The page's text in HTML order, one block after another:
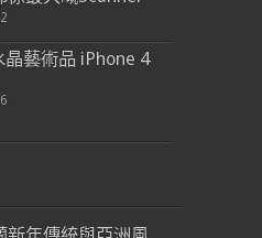
晶藝術品 iPhone 4